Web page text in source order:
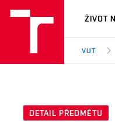
VUT
ŽIVOT
VUT
DETAIL PŘEDMĚTU